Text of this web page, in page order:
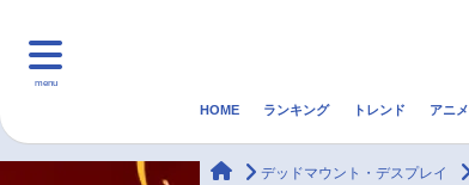
menu
HOME ランキング トレンド アニメ
animateTimes
デッドマウント・デスプレイ